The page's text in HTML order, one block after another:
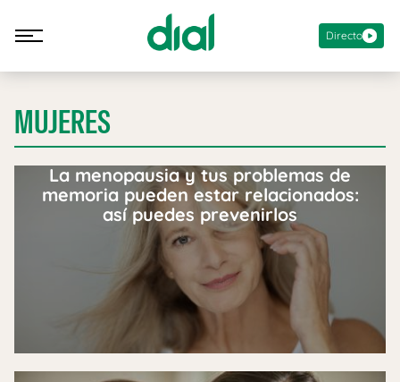
Directo
MUJERES
La menopausia y tus problemas de
memoria pueden estar relacionados:
así puedes prevenirlos